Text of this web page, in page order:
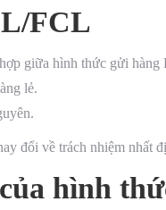
FCL
giữa hình thức gửi
lẻ.
đổi về trách nhiệm nhất
hình